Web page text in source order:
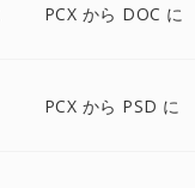
PCX から DOC に
PCX から PSD に